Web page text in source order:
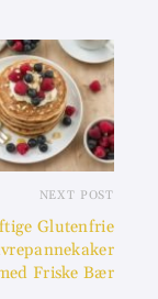
NEXT POST
Glutenfrie
Friske Bær